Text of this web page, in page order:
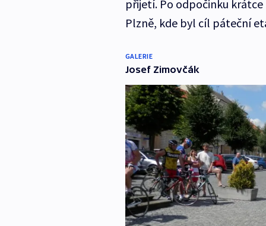
přijetí. Po odpočinku
Plzně, kde byl cíl páteční
GALERIE
Josef Zimovčák